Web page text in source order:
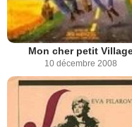
Mon cher petit
10 décembre 2008